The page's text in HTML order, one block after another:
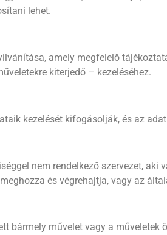
lehet.
amely megfelelő
kiterjedő – kezeléséhez.
kezelését kifogásolják, és az
nem rendelkező szervezet,
és végrehajtja, vagy az
művelet vagy a műveletek